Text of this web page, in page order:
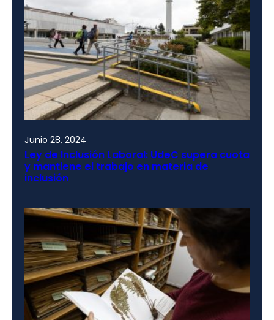
Junio 28, 2024
Ley de Inclusión Laboral: UdeC supera cuota
y mantiene el trabajo en materia de
inclusión